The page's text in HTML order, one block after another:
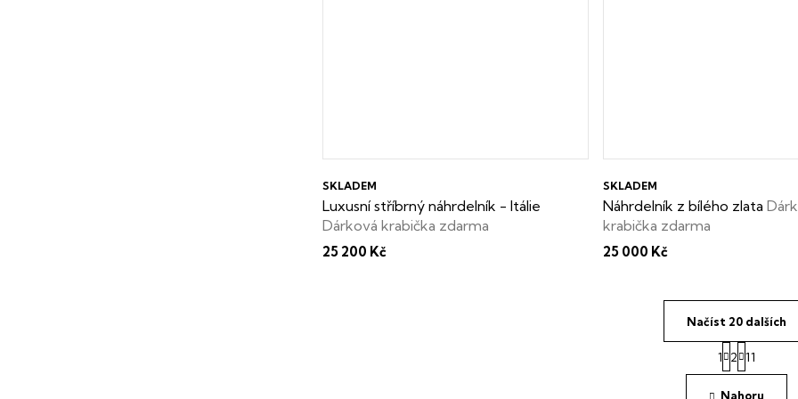
Luxusní stříbrný náhrdelník - Itálie
Dárková krabička zdarma
SKLADEM
25 200 Kč
Náhrdelník z bílého zlata
krabička zdarma
SKLADEM
25 000 Kč
O
v
Načíst 20 dalších
S
t
r
á
1 2 11
Nahoru